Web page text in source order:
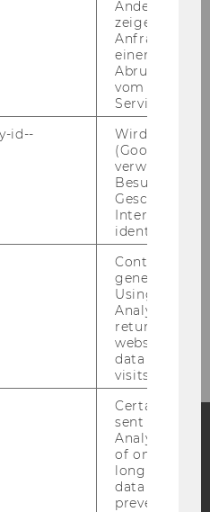
Public Policy
Blog
Andere
zeigen Opt-
Anfrage im
einen Fehler
Abrufen
vom AMP
Service an.
id--
Wird von
(Google Tag
verwendet,
Besucher
Geschlecht
Interessen zu
identifizieren.
Contains a
generated
Using this
Analytics can
returning
website and
data from
visits.
Certain data
sent to
Analytics a
of once per
long as it is
data
prevented.